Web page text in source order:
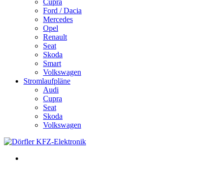
Ford / Dacia
Mercedes
Opel
Renault
Seat
Skoda
Smart
Volkswagen
Stromlaufpläne
Audi
Cupra
Seat
Skoda
Volkswagen